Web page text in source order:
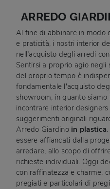
ARREDO
Al fine di abbinare in modo
e praticità, i nostri interior
nell’acquisto degli arredi
Sentirsi a proprio agio
del proprio tempo è
fondamentale l'acquisto
showroom, in quanto
incontrare interior
suggerimenti originali
Arredo Giardino in plastica
essere affiancati dalla
arredare, allo scopo di
richieste individuali. Oggi
con raffinatezza e charme,
pregiati e particolari di